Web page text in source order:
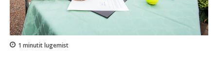
1 minutit lugemist